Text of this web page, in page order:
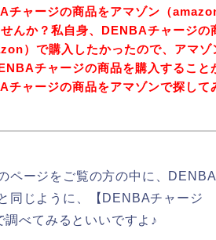
チャージの商品をアマゾン（
んか？私自身、DENBAチャージの
）で購入したかったので、アマ
チャージの商品を購入すること
チャージの商品をアマゾンで探して
ページをご覧の方の中に、
同じように、【DENBAチャー
べてみるといいですよ♪